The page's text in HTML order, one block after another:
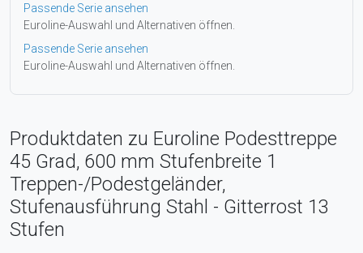
Passende Serie ansehen
Euroline-Auswahl und Alternativen öffnen.
Passende Serie ansehen
Euroline-Auswahl und Alternativen öffnen.
Produktdaten zu Euroline Podesttreppe
45 Grad, 600 mm Stufenbreite 1
Treppen-/Podestgeländer,
Stufenausführung Stahl - Gitterrost 13
Stufen